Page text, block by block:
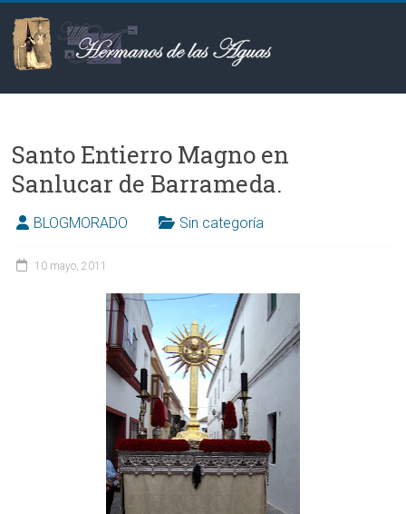
contenido
Hermanos
las
Aguas
Santo Entierro Magno en
Sanlucar de Barrameda‏.
BLOGMORADO Sin categoría
10 mayo, 2011